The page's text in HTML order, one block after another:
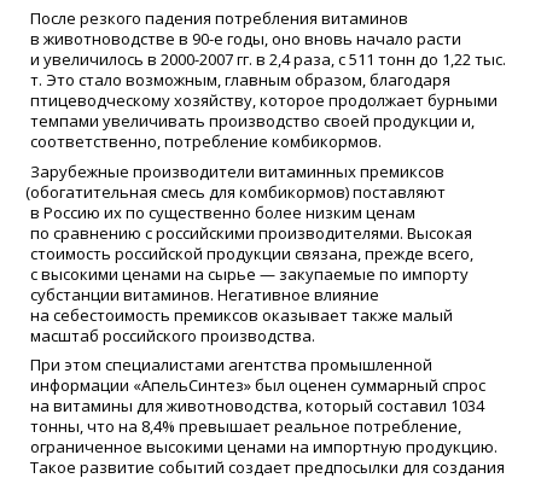
После резкого падения потребления витаминов
в животноводстве в 90-е годы, оно вновь начало расти
и увеличилось в 2000-2007 гг. в 2,4 раза, с 511 тонн до 1,22 тыс.
т. Это стало возможным, главным образом, благодаря
птицеводческому хозяйству, которое продолжает бурными
темпами увеличивать производство своей продукции и,
соответственно, потребление комбикормов.
Зарубежные производители витаминных премиксов
(обогатительная смесь для комбикормов) поставляют
в Россию их по существенно более низким ценам
по сравнению с российскими производителями. Высокая
стоимость российской продукции связана, прежде всего,
с высокими ценами на сырье — закупаемые по импорту
субстанции витаминов. Негативное влияние
на себестоимость премиксов оказывает также малый
масштаб российского производства.
При этом специалистами агентства промышленной
информации «АпельСинтез» был оценен суммарный спрос
на витамины для животноводства, который составил 1034
тонны, что на 8,4% превышает реальное потребление,
ограниченное высокими ценами на импортную продукцию.
Такое развитие событий создает предпосылки для создания